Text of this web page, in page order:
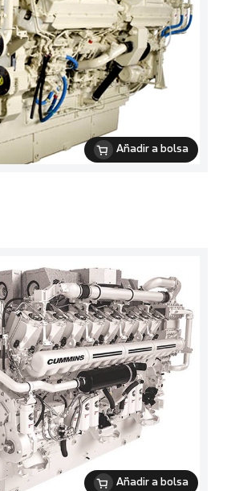
Añadir a bolsa
Añadir a bolsa